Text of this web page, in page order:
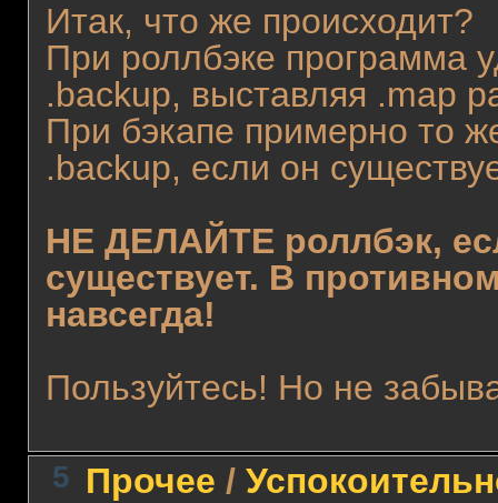
Итак, что же происходит?
При роллбэке программа
.backup, выставляя .map
При бэкапе примерно то
.backup, если он
НЕ ДЕЛАЙТЕ роллбэк,
существует. В
навсегда!
Пользуйтесь! Но не
5 Прочее /